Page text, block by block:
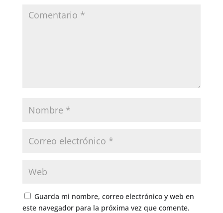
Guarda mi nombre, correo electrónico y web en
este navegador para la próxima vez que comente.